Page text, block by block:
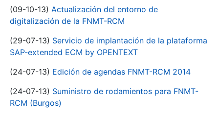
(09-10-13) Actualización del entorno de
digitalización de la FNMT-RCM
(29-07-13) Servicio de implantación de la plataforma
SAP-extended ECM by OPENTEXT
(24-07-13) Edición de agendas FNMT-RCM 2014
(24-07-13) Suministro de rodamientos para FNMT-
RCM (Burgos)